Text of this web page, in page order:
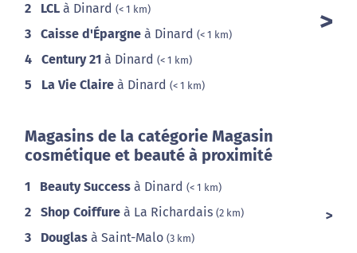
2 LCL à Dinard (< 1 km)
3 Caisse d'Épargne à Dinard (< 1 km)
4 Century 21 à Dinard (< 1 km)
5 La Vie Claire à Dinard (< 1 km)
Magasins de la catégorie Magasin
cosmétique et beauté à proximité
1 Beauty Success à Dinard (< 1 km)
2 Shop Coiffure à La Richardais (2 km)
3 Douglas à Saint-Malo (3 km)